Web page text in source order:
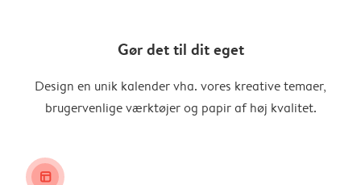
Gør det til dit eget
Design en unik kalender vha. vores kreative temaer,
brugervenlige værktøjer og papir af høj kvalitet.
layout_alt